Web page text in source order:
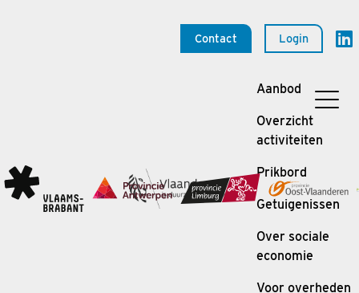
Contact Login
Aanbod
Overzicht
activiteiten
Prikbord
Getuigenissen
Over sociale
economie
Voor overheden